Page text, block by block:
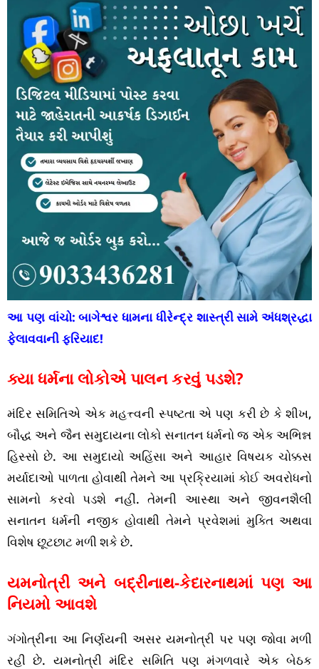
આ પણ વાંચો:બાગેશ્વર ધામના ધીરેન્દ્ર શાસ્ત્રી સામે અંધશ્રદ્ધા
ફેલાવવાની ફરિયાદ!
ક્યા ધર્મના લોકોએ પાલન કરવું પડશે?
મંદિર સમિતિએ એક મહત્ત્વની સ્પષ્ટતા એ પણ કરી છે કે શીખ,
બૌદ્ધ અને જૈન સમુદાયના લોકો સનાતન ધર્મનો જ એક અભિન્ન
હિસ્સો છે. આ સમુદાયો અહિંસા અને આહાર વિષયક ચોક્કસ
મર્યાદાઓ પાળતા હોવાથી તેમને આ પ્રક્રિયામાં કોઈ અવરોધનો
સામનો કરવો પડશે નહીં. તેમની આસ્થા અને જીવનશૈલી
સનાતન ધર્મની નજીક હોવાથી તેમને પ્રવેશમાં મુક્તિ અથવા
વિશેષ છૂટછાટ મળી શકે છે.
યમનોત્રી અને બદ્રીનાથ-કેદારનાથમાં પણ આ
નિયમો આવશે
ગંગોત્રીના આ નિર્ણયની અસર યમનોત્રી પર પણ જોવા મળી
રહી છે. યમનોત્રી મંદિર સમિતિ પણ મંગળવારે એક બેઠક